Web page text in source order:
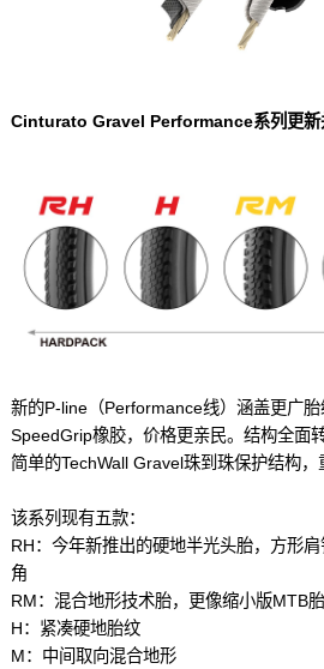
Cinturato Gravel Performance系列更新
新的P-line（Performance线）涵盖更广
SpeedGrip橡胶，价格更亲民。结构全面
简单的TechWall Gravel珠到珠保护结构，
该系列现有五款：
RH：今年新推出的硬地半光头胎，方形
角
RM：混合地形技术胎，更像缩小版MTB胎
H：紧凑硬地胎纹
M：中间取向混合地形